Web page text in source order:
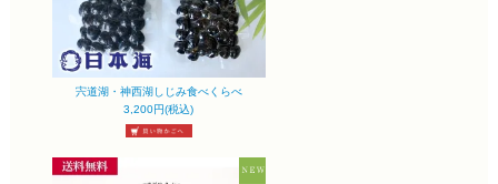
宍道湖・神西湖しじみ食べくらべ
3,200円(税込)